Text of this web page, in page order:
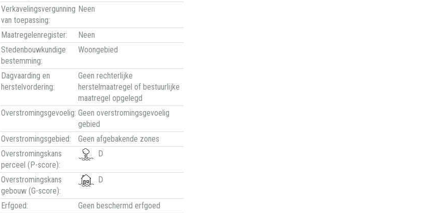
Verkavelingsvergunning
van toepassing:
Neen
Maatregelenregister:
Neen
Stedenbouwkundige
bestemming:
Woongebied
Dagvaarding en
herstelvordering:
Geen rechterlijke
herstelmaatregel of bestuurlijke
maatregel opgelegd
Overstromingsgevoelig: Geen overstromingsgevoelig
gebied
Overstromingsgebied:
Geen afgebakende zones
Overstromingskans
perceel (P-score):
D
Overstromingskans
gebouw (G-score):
D
Erfgoed:
Geen beschermd erfgoed